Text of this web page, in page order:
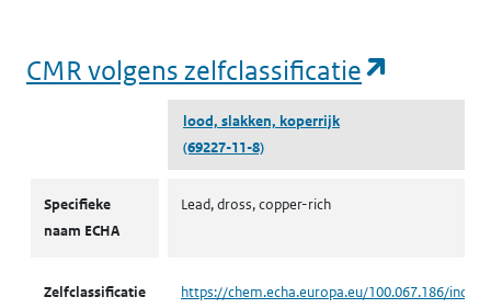
CMR volgens zelfclassificatie
lood, slakken, koperrijk
(69227-11-8)
Specifieke
naam ECHA
Lead, dross, copper-rich
Zelfclassificatie
https://chem.echa.europa.eu/100.067.186/